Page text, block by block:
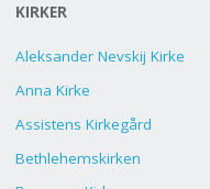
KIRKER
Aleksander Nevskij Kirke
Anna Kirke
Assistens Kirkegård
Bethlehemskirken